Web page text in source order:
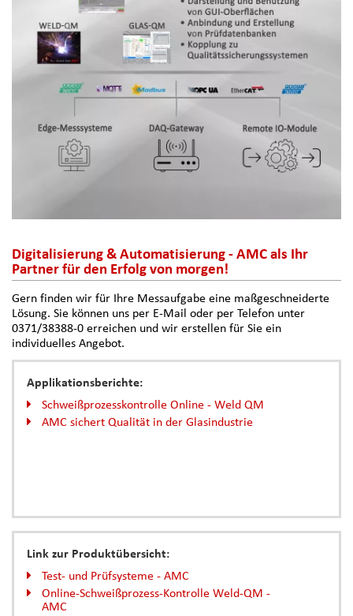
Digitalisierung & Automatisierung - AMC als Ihr
Partner für den Erfolg von morgen!
Gern finden wir für Ihre Messaufgabe eine maßgeschneiderte
Lösung. Sie können uns per E-Mail oder per Telefon unter
0371/38388-0 erreichen und wir erstellen für Sie ein
individuelles Angebot.
Applikationsberichte:
Schweißprozesskontrolle Online - Weld QM
AMC sichert Qualität in der Glasindustrie
Link zur Produktübersicht:
Test- und Prüfsysteme - AMC
Online-Schweißprozess-Kontrolle Weld-QM -
AMC